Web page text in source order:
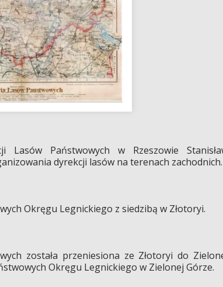
Lasów Państwowych w Rzeszowie
dyrekcji lasów na terenach zachodnich.
Okręgu Legnickiego z siedzibą w Złotoryi.
została przeniesiona ze Złotoryi do
Okręgu Legnickiego w Zielonej Górze.